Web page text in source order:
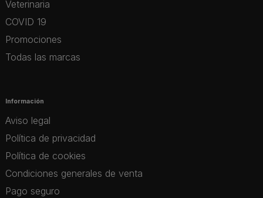
Veterinaria
COVID 19
Promociones
Todas las marcas
Información
Aviso legal
Política de privacidad
Política de cookies
Condiciones generales de venta
Pago seguro